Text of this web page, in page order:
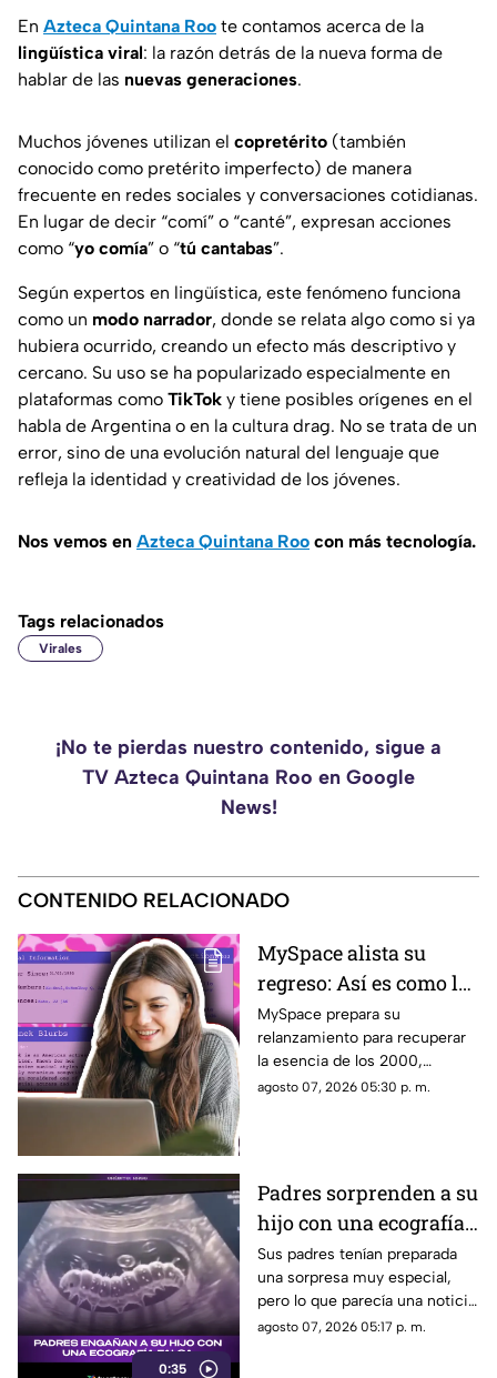
En Azteca Quintana Roo te contamos acerca de la
lingüística viral: la razón detrás de la nueva forma de
hablar de las nuevas generaciones.
Muchos jóvenes utilizan el copretérito (también
conocido como pretérito imperfecto) de manera
frecuente en redes sociales y conversaciones cotidianas.
En lugar de decir “comí” o “canté”, expresan acciones
como “yo comía” o “tú cantabas”.
Según expertos en lingüística, este fenómeno funciona
como un modo narrador, donde se relata algo como si ya
hubiera ocurrido, creando un efecto más descriptivo y
cercano. Su uso se ha popularizado especialmente en
plataformas como TikTok y tiene posibles orígenes en el
habla de Argentina o en la cultura drag. No se trata de un
error, sino de una evolución natural del lenguaje que
refleja la identidad y creatividad de los jóvenes.
Nos vemos en Azteca Quintana Roo con más tecnología.
Tags relacionados
Virales
¡No te pierdas nuestro contenido, sigue a
TV Azteca Quintana Roo en Google
News!
CONTENIDO RELACIONADO
MySpace alista su
regreso: Así es como la
icónica red social
busca volver y revivir
la esencia de los años
2000
MySpace prepara su
relanzamiento para recuperar
la esencia de los 2000,
conectando a músicos y
agosto 07, 2026 05:30 p. m.
0:35
Padres sorprenden a su
hijo con una ecografía
falsa y su reacción se
vuelve inolvidable
Sus padres tenían preparada
una sorpresa muy especial,
pero lo que parecía una noticia
increíble terminó siendo una
agosto 07, 2026 05:17 p. m.